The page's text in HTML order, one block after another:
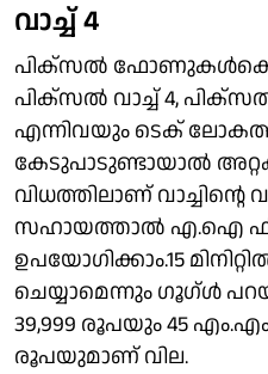
വാച്ച് 4
പിക്‌സല്‍
പിക്‌സല്‍ വാച്ച് 4,
എന്നിവയും ടെക്
കേടുപാടുണ്ടായാല്‍
വിധത്തിലാണ്
സഹായത്താല്‍ എ.ഐ
ഉപയോഗിക്കാം.15
ചെയ്യാമെന്നും ഗൂഗ്ള്‍
39,999 രൂപയും 45 എം.എം
രൂപയുമാണ് വില.